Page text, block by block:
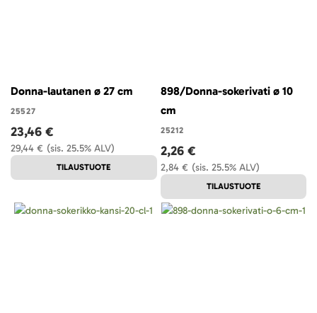
Donna-lautanen ø 27 cm
25527
(sis. 25.5% ALV)
29,44 €
23,46 €
TILAUSTUOTE
898/Donna-sokerivati ø 10
cm
25212
(sis. 25.5% ALV)
2,84 €
2,26 €
TILAUSTUOTE